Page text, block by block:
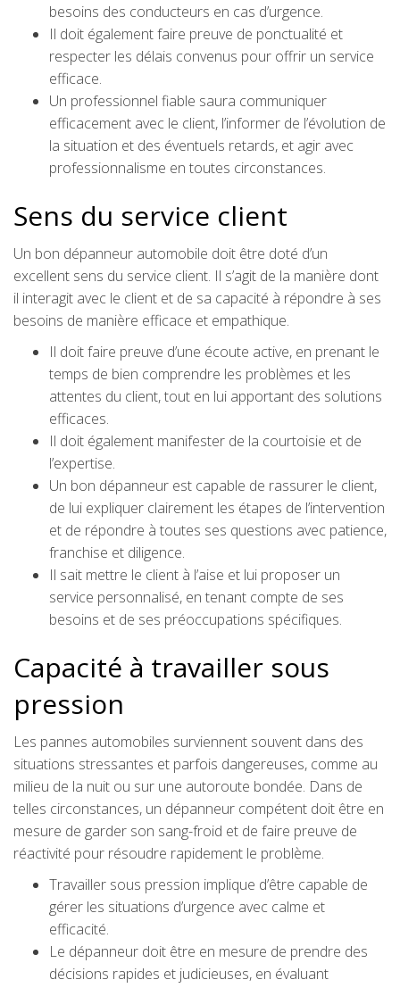
besoins des conducteurs en cas d’urgence.
Il doit également faire preuve de ponctualité et
respecter les délais convenus pour offrir un service
efficace.
Un professionnel fiable saura communiquer
efficacement avec le client, l’informer de l’évolution de
la situation et des éventuels retards, et agir avec
professionnalisme en toutes circonstances.
Sens du service client
Un bon dépanneur automobile doit être doté d’un
excellent sens du service client. Il s’agit de la manière dont
il interagit avec le client et de sa capacité à répondre à ses
besoins de manière efficace et empathique.
Il doit faire preuve d’une écoute active, en prenant le
temps de bien comprendre les problèmes et les
attentes du client, tout en lui apportant des solutions
efficaces.
Il doit également manifester de la courtoisie et de
l’expertise.
Un bon dépanneur est capable de rassurer le client,
de lui expliquer clairement les étapes de l’intervention
et de répondre à toutes ses questions avec patience,
franchise et diligence.
Il sait mettre le client à l’aise et lui proposer un
service personnalisé, en tenant compte de ses
besoins et de ses préoccupations spécifiques.
Capacité à travailler sous
pression
Les pannes automobiles surviennent souvent dans des
situations stressantes et parfois dangereuses, comme au
milieu de la nuit ou sur une autoroute bondée. Dans de
telles circonstances, un dépanneur compétent doit être en
mesure de garder son sang-froid et de faire preuve de
réactivité pour résoudre rapidement le problème.
Travailler sous pression implique d’être capable de
gérer les situations d’urgence avec calme et
efficacité.
Le dépanneur doit être en mesure de prendre des
décisions rapides et judicieuses, en évaluant